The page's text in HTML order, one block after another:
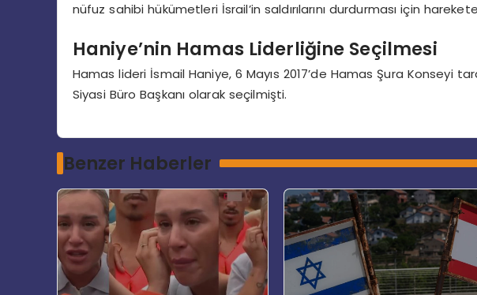
nüfuz sahibi hükümetleri İsrail’in saldırılarını durdurması için
Haniye’nin Hamas Liderliğine Seçilmesi
Hamas lideri İsmail Haniye, 6 Mayıs 2017’de Hamas Şura Konseyi
Siyasi Büro Başkanı olarak seçilmişti.
Benzer Haberler